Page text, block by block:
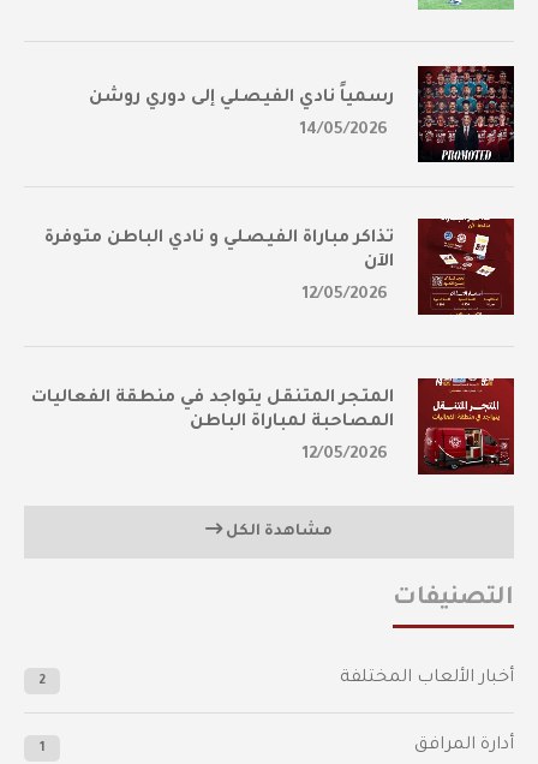
رسمياً نادي الفيصلي إلى دوري روشن
14/05/2026
تذاكر مباراة الفيصلي و نادي الباطن متوفرة
الآن
12/05/2026
المتجر المتنقل يتواجد في منطقة الفعاليات
المصاحبة لمباراة الباطن
12/05/2026
مشاهدة الكل
التصنيفات
أخبار الألعاب المختلفة 2
أدارة المرافق 1